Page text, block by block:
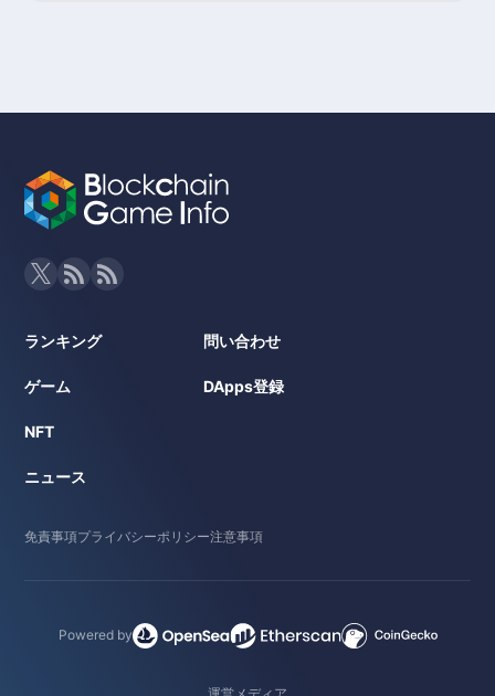
ランキング
ゲーム
NFT
ニュース
問い合わせ
DApps登録
免責事項プライバシーポリシー注意事項
Powered by